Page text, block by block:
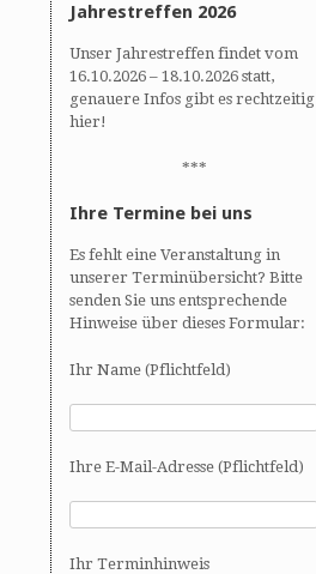
Jahrestreffen 2026
Unser Jahrestreffen findet vom
16.10.2026 – 18.10.2026 statt,
genauere Infos gibt es rechtzeitig
hier!
***
Ihre Termine bei uns
Es fehlt eine Veranstaltung in
unserer Terminübersicht? Bitte
senden Sie uns entsprechende
Hinweise über dieses Formular:
Ihr Name (Pflichtfeld)
Ihre E-Mail-Adresse (Pflichtfeld)
Ihr Terminhinweis